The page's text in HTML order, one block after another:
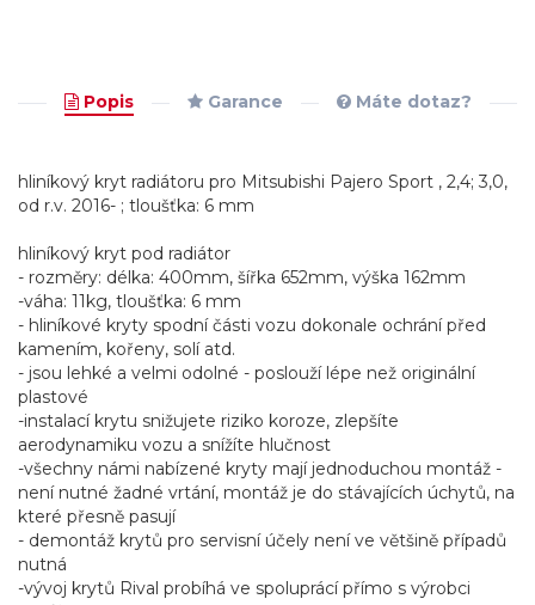
Popis Garance Máte dotaz?
hliníkový kryt radiátoru pro Mitsubishi Pajero Sport , 2,4; 3,0,
od r.v. 2016- ; tloušťka: 6 mm
hliníkový kryt pod radiátor
- rozměry: délka: 400mm, šířka 652mm, výška 162mm
-váha: 11kg, tloušťka: 6 mm
- hliníkové kryty spodní části vozu dokonale ochrání před
kamením, kořeny, solí atd.
- jsou lehké a velmi odolné - poslouží lépe než originální
plastové
-instalací krytu snižujete riziko koroze, zlepšíte
aerodynamiku vozu a snížíte hlučnost
-všechny námi nabízené kryty mají jednoduchou montáž -
není nutné žadné vrtání, montáž je do stávajících úchytů, na
které přesně pasují
- demontáž krytů pro servisní účely není ve většině případů
nutná
-vývoj krytů Rival probíhá ve spoluprácí přímo s výrobci